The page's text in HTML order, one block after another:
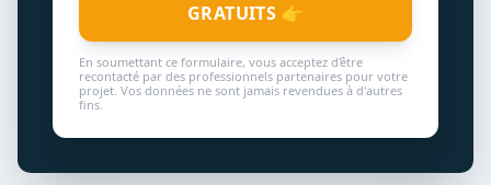
GRATUITS 👉
En soumettant ce formulaire, vous acceptez d'être
recontacté par des professionnels partenaires pour votre
projet. Vos données ne sont jamais revendues à d'autres
fins.